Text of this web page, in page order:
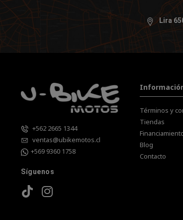
Lira
+562 2665 1344
ventas@ubikemotos.cl
+569 9360 1758
Síguenos
Términos y
Tiendas
Blog
Contacto